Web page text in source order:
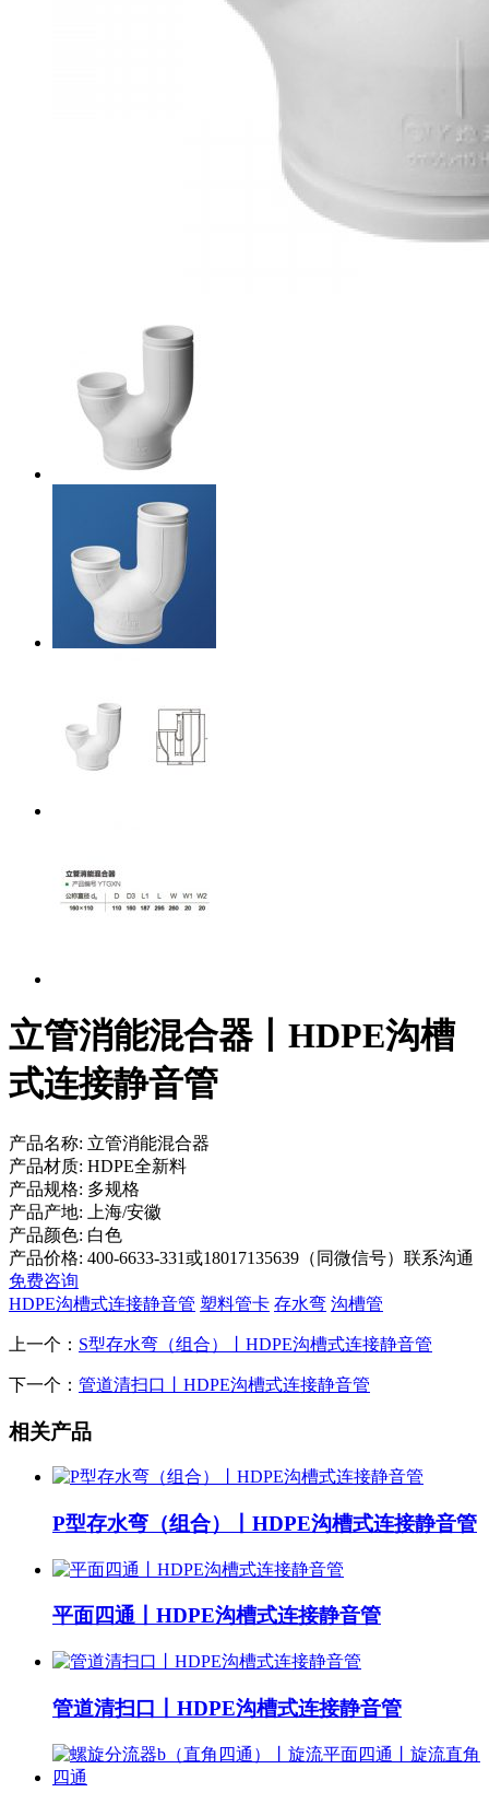
立管消能混合器丨HDPE沟槽
式连接静音管
产品名称: 立管消能混合器
产品材质: HDPE全新料
产品规格: 多规格
产品产地:
上海/安徽
产品颜色: 白色
产品价格: 400-6633-331或18017135639（同微信号）联系沟通
免费咨询
HDPE沟槽式连接静音管 塑料管卡 存水弯 沟槽管
上一个： S型存水弯（组合）丨HDPE沟槽式连接静音管
下一个： 管道清扫口丨HDPE沟槽式连接静音管
相关产品
P型存水弯（组合）丨HDPE沟槽式连接静音管
平面四通丨HDPE沟槽式连接静音管
管道清扫口丨HDPE沟槽式连接静音管